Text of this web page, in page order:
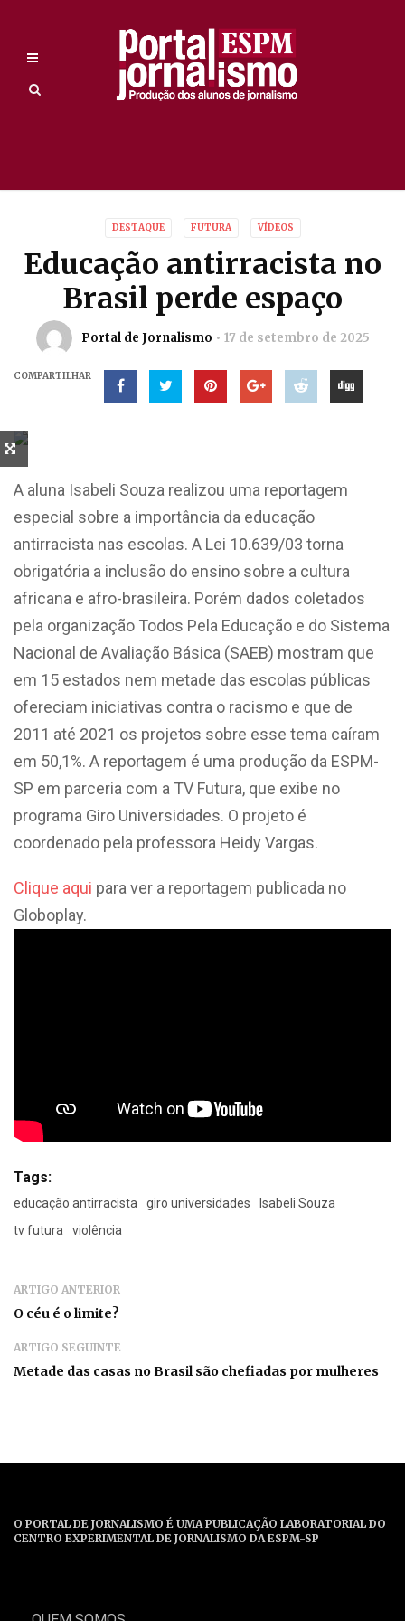
DESTAQUE FUTURA VÍDEOS
Educação antirracista no
Brasil perde espaço
Portal de Jornalismo 17 de setembro de 2025
COMPARTILHAR
A aluna Isabeli Souza realizou uma reportagem
especial sobre a importância da educação
antirracista nas escolas. A Lei 10.639/03 torna
obrigatória a inclusão do ensino sobre a cultura
africana e afro-brasileira. Porém dados coletados
pela organização Todos Pela Educação e do Sistema
Nacional de Avaliação Básica (SAEB) mostram que
em 15 estados nem metade das escolas públicas
ofereciam iniciativas contra o racismo e que de
2011 até 2021 os projetos sobre esse tema caíram
em 50,1%. A reportagem é uma produção da ESPM-
SP em parceria com a TV Futura, que exibe no
programa Giro Universidades. O projeto é
coordenado pela professora Heidy Vargas.
Clique aqui para ver a reportagem publicada no
Globoplay.
Tags:
educação antirracista giro universidades
Isabeli Souza
tv futura
violência
ARTIGO ANTERIOR
O céu é o limite?
ARTIGO SEGUINTE
Metade das casas no Brasil são chefiadas por mulheres
O PORTAL DE JORNALISMO É UMA PUBLICAÇÃO LABORATORIAL DO
CENTRO EXPERIMENTAL DE JORNALISMO DA ESPM-SP